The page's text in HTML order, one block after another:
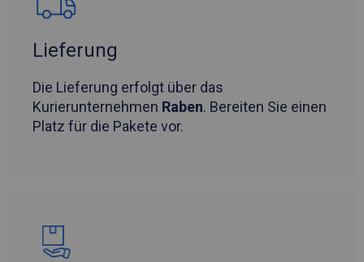
Lieferung
Die Lieferung erfolgt über das
Kurierunternehmen Raben. Bereiten Sie einen
Platz für die Pakete vor.